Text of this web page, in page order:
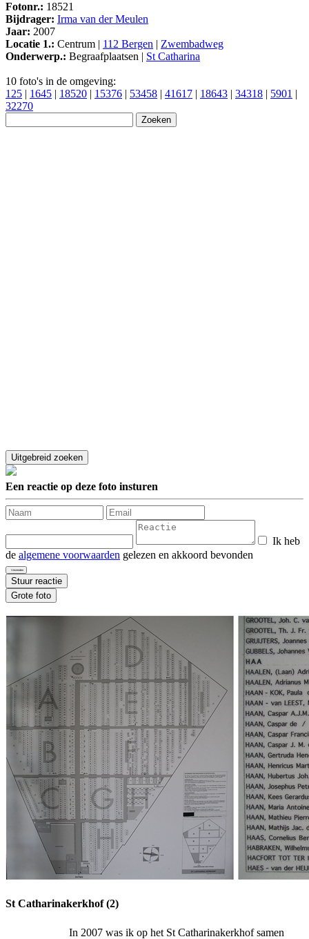
Fotonr.: 18521
Bijdrager: Irma van der Meulen
Jaar: 2007
Locatie 1.: Centrum | 112 Bergen | Zwembadweg
Onderwerp.: Begraafplaatsen | St Catharina
10 foto's in de omgeving:
125 | 1645 | 18520 | 15376 | 53458 | 41617 | 18643 | 34318 | 5901 |
32270
Een reactie op deze foto insturen
Ik heb
de algemene voorwaarden gelezen en akkoord bevonden
St Catharinakerkhof (2)
In 2007 was ik op het St Catharinakerkhof samen